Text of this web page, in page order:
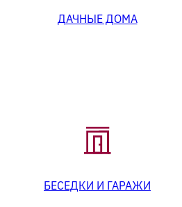
ДАЧНЫЕ ДОМА
БЕСЕДКИ И ГАРАЖИ